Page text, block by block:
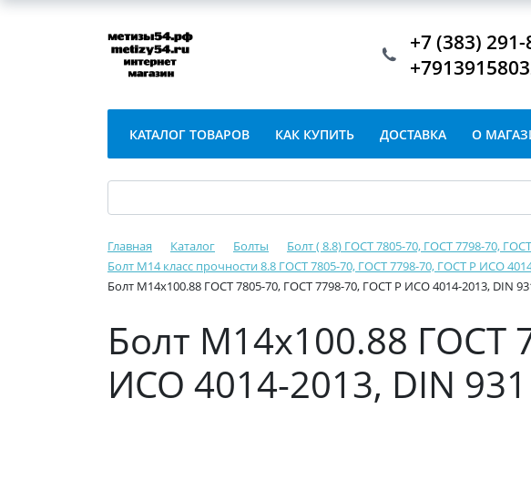
+7 (383)
КАТАЛОГ ТОВАРОВ КАК КУПИТЬ ДОСТАВКА О
Главная Каталог Болты
Болт ( 8.8) ГОСТ 7805-70, ГОСТ 7798-70,
Болт М14 класс прочности 8.8 ГОСТ 7805-70, ГОСТ 7798-70, ГОСТ Р ИСО
Болт М14х100.88 ГОСТ 7805-70, ГОСТ 7798-70, ГОСТ Р ИСО 4014-2013, DIN
Болт М14х100.88 ГОСТ
ИСО 4014-2013, DIN